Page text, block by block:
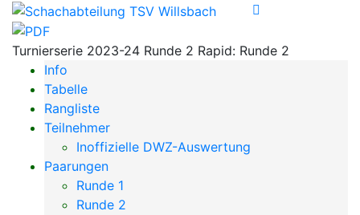
Turnierserie 2023-24 Runde 2 Rapid: Runde 2
Info
Tabelle
Rangliste
Teilnehmer
Inoffizielle DWZ-Auswertung
Paarungen
Runde 1
Runde 2